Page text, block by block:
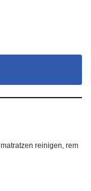
matratzen reinigen rem